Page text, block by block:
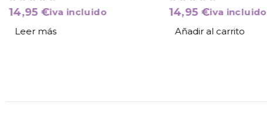
14,95€iva incluido
Leer más
14,95€iva incluido
Añadir al carrito